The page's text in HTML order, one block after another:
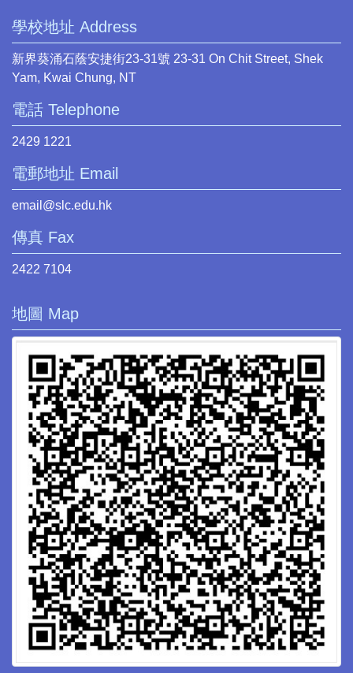
學校地址 Address
新界葵涌石蔭安捷街23-31號 23-31 On Chit Street, Shek
Yam, Kwai Chung, NT
電話 Telephone
2429 1221
電郵地址 Email
email@slc.edu.hk
傳真 Fax
2422 7104
地圖 Map